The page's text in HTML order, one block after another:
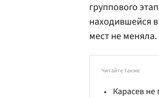
группового
находившейся
мест не меняла.
Читайте также
Карасев не